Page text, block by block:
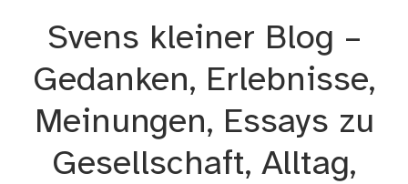
Svens kleiner Blog –
Gedanken, Erlebnisse,
Meinungen, Essays zu
Gesellschaft, Alltag,